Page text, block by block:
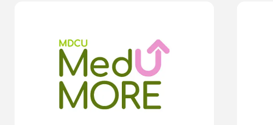
ปฏิบัติตัวอย่างไรภายหลังกลับจากเทศกาลสงกรานต์
0.0 0rating)
moreDetails